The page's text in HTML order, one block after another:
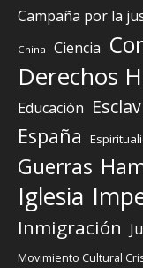
Campaña por la
China Ciencia
Derechos
Educación
España
Guerras
Iglesia
Inmigración
Movimiento Cultural